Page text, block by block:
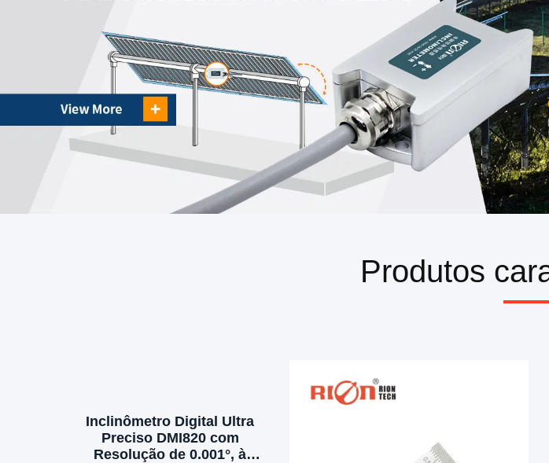
Produtos
Inclinômetro Digital Ultra
Preciso DMI820 com
Resolução de 0.001°, à